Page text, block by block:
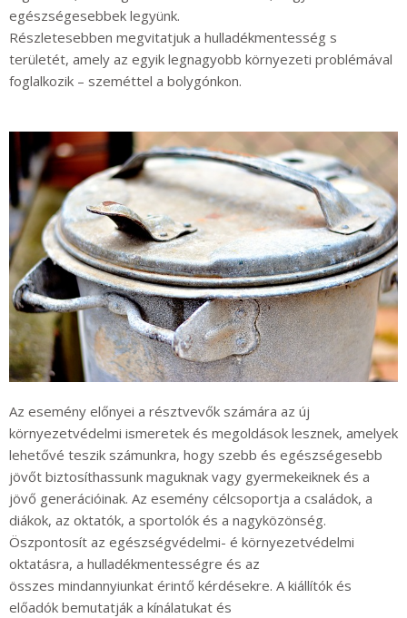
egészségesebbek legyünk.
Részletesebben megvitatjuk a hulladékmentesség s
területét, amely az egyik legnagyobb környezeti problémával
foglalkozik – szeméttel a bolygónkon.
Az esemény előnyei a résztvevők számára az új
környezetvédelmi ismeretek és megoldások lesznek, amelyek
lehetővé teszik számunkra, hogy szebb és egészségesebb
jövőt biztosíthassunk maguknak vagy gyermekeiknek és a
jövő generációinak. Az esemény célcsoportja a családok, a
diákok, az oktatók, a sportolók és a nagyközönség.
Öszpontosít az egészségvédelmi- é környezetvédelmi
oktatásra, a hulladékmentességre és az
összes mindannyiunkat érintő kérdésekre. A kiállítók és
előadók bemutatják a kínálatukat és